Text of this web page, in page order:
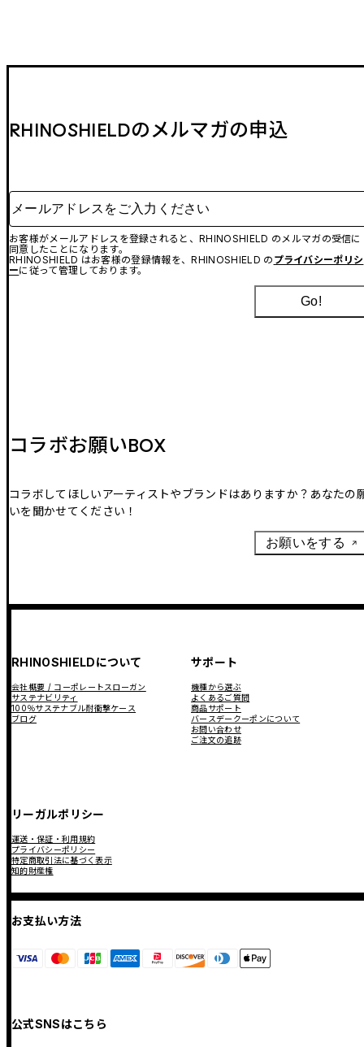
RHINOSHIELDのメルマガの申込
メールアドレスをご入力ください
お客様がメールアドレスを登録されると、RHINOSHIELD のメルマガの受信に
同意したことになります。
RHINOSHIELD はお客様の登録情報を、RHINOSHIELD の プライバシーポリシ
ーに従って管理しております。
Go!
コラボお願いBOX
コラボしてほしいアーティストやブランドはありますか？あなたの
いを聞かせてください！
お願いをする
RHINOSHIELDについて
会社概要 / コーポレートスローガン
サステナビリティ
100％サステナブル耐衝撃ケース
ブログ
サポート
機種から選ぶ
よくあるご質問
商品サポート
バースデークーポンについて
お問い合わせ
ご注文の追跡
リーガルポリシー
運送・保証・利用規約
プライバシーポリシー
特定商取引法に基づく表示
知的財産権
お支払い方法
公式SNSはこちら